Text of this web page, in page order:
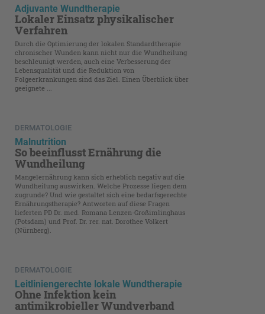
Adjuvante Wundtherapie
Lokaler Einsatz physikalischer
Verfahren
Durch die Optimierung der lokalen Standardtherapie
chronischer Wunden kann nicht nur die Wundheilung
beschleunigt werden, auch eine Verbesserung der
Lebensqualität und die Reduktion von
Folgeerkrankungen sind das Ziel. Einen Überblick über
geeignete ...
DERMATOLOGIE
Malnutrition
So beeinflusst Ernährung die
Wundheilung
Mangelernährung kann sich erheblich negativ auf die
Wundheilung auswirken. Welche Prozesse liegen dem
zugrunde? Und wie gestaltet sich eine bedarfsgerechte
Ernährungstherapie? Antworten auf diese Fragen
lieferten PD Dr. med. Romana Lenzen-Großimlinghaus
(Potsdam) und Prof. Dr. rer. nat. Dorothee Volkert
(Nürnberg).
DERMATOLOGIE
Leitliniengerechte lokale Wundtherapie
Ohne Infektion kein
antimikrobieller Wundverband